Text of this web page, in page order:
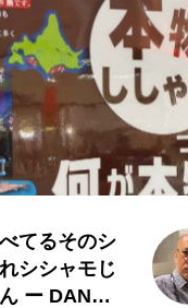
てるそのシ
シシャモじ
ー DANB